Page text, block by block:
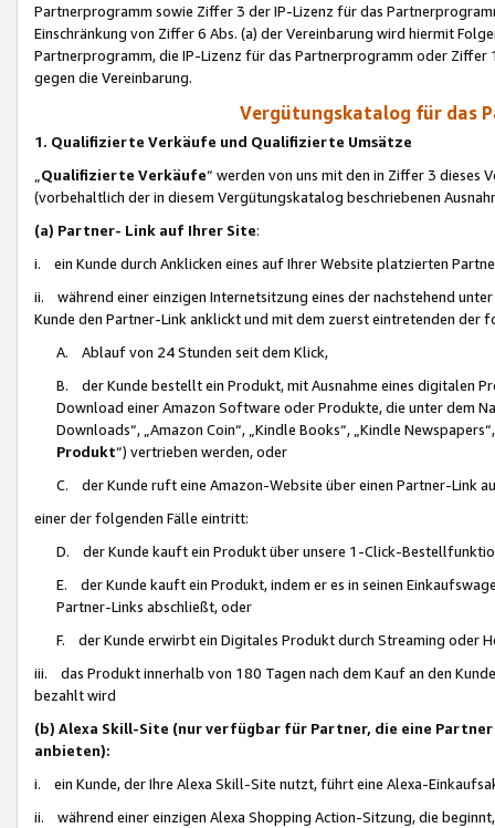
Partnerprogramm sowie Ziffer 3 der IP-Lizenz für das
Einschränkung von Ziffer 6 Abs. (a) der Vereinbarung wird hiermit
Partnerprogramm, die IP-Lizenz für das Partnerprogramm oder
gegen die Vereinbarung.
Vergütungskatalog für das
1. Qualifizierte Verkäufe und Qualifizierte Umsätze
Qualifizierte Verkäufe“ werden von uns mit den in Ziffer 3
(vorbehaltlich der in diesem Vergütungskatalog beschriebenen
(a) Partner- Link auf Ihrer Site:
i. ein Kunde durch Anklicken eines auf Ihrer Website platzierten
ii. während einer einzigen Internetsitzung eines der nachstehend
Kunde den Partner-Link anklickt und mit dem zuerst eintretenden der
A. Ablauf von 24 Stunden seit dem Klick,
B. der Kunde bestellt ein Produkt, mit Ausnahme eines digitalen
Download einer Amazon Software oder Produkte, die unter dem
Downloads“, „Amazon Coin“, „Kindle Books“, „Kindle
Produkt“) vertrieben werden, oder
C. der Kunde ruft eine Amazon-Website über einen Partner-Link
einer der folgenden Fälle eintritt:
D. der Kunde kauft ein Produkt über unsere 1-Click-
E. der Kunde kauft ein Produkt, indem er es in seinen
Partner-Links abschließt, oder
F. der Kunde erwirbt ein Digitales Produkt durch Streaming oder
iii. das Produkt innerhalb von 180 Tagen nach dem Kauf an den
bezahlt wird
(b) Alexa Skill-Site (nur verfügbar für Partner, die eine
anbieten):
i. ein Kunde, der Ihre Alexa Skill-Site nutzt, führt eine Alexa-
ii. während einer einzigen Alexa Shopping Action-Sitzung, die